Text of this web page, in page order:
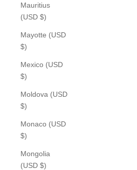
Mauritius
(USD $)
Mayotte (USD
$)
Mexico (USD
$)
Moldova (USD
$)
Monaco (USD
$)
Mongolia
(USD $)